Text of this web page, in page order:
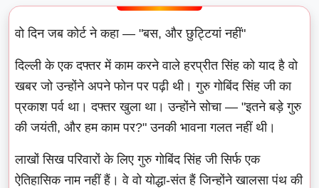
वो दिन जब कोर्ट ने कहा — "बस, और छुट्टियां नहीं"
दिल्ली के एक दफ्तर में काम करने वाले हरप्रीत सिंह को याद है वो
खबर जो उन्होंने अपने फोन पर पढ़ी थी। गुरु गोबिंद सिंह जी का
प्रकाश पर्व था। दफ्तर खुला था। उन्होंने सोचा — "इतने बड़े गुरु
की जयंती, और हम काम पर?" उनकी भावना गलत नहीं थी।
लाखों सिख परिवारों के लिए गुरु गोबिंद सिंह जी सिर्फ एक
ऐतिहासिक नाम नहीं हैं। वे वो योद्धा-संत हैं जिन्होंने खालसा पंथ की